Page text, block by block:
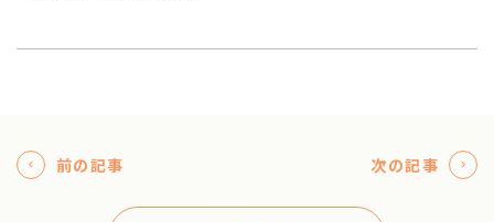
前の記事 次の記事